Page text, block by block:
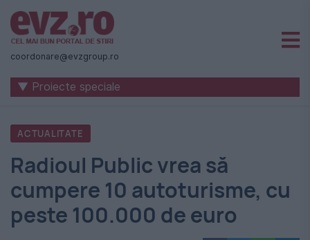
Știri
naționale
internaționale
România
-
Evenimentul
Zilei
coordonare@evzgroup.ro
▼ Proiecte speciale
ACTUALITATE
Radioul Public vrea să
cumpere 10 autoturisme, cu
peste 100.000 de euro